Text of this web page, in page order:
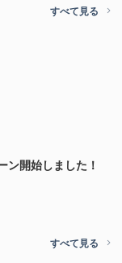
すべて見る
ン開始しました！
すべて見る